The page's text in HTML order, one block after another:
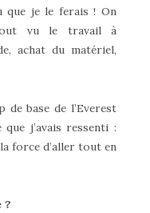
que je le ferais ! On
vu le travail à
achat du matériel,
de base de l’Everest
j’avais ressenti :
force d’aller tout en
?